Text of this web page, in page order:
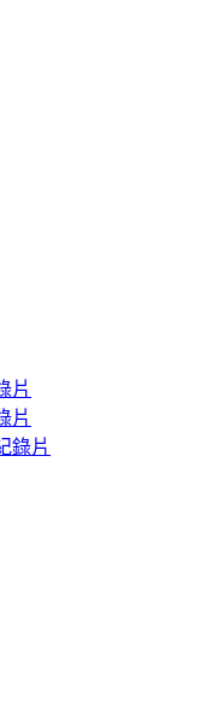
片
片
錄片